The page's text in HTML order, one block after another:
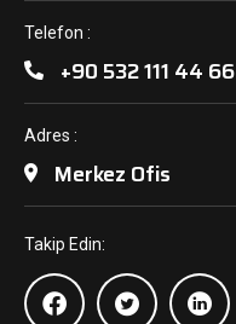
Telefon :
+90 532 111 44 66
Adres :
Merkez Ofis
Takip Edin: